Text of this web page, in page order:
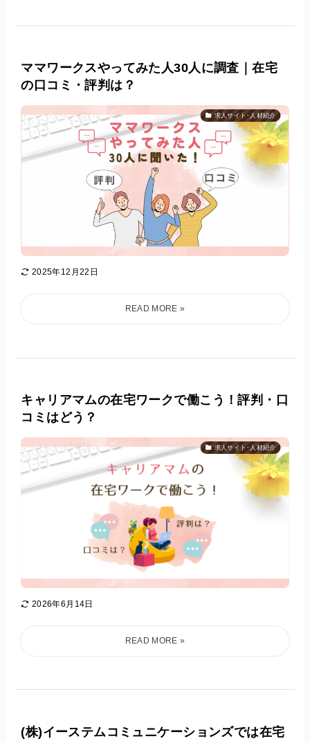
ママワークスやってみた人30人に調査｜在宅
の口コミ・評判は？
求人サイト･人材紹介
2025年12月22日
キャリアマムの在宅ワークで働こう！評判・口
コミはどう？
求人サイト･人材紹介
2026年6月14日
(株)イーステムコミュニケーションズでは在宅